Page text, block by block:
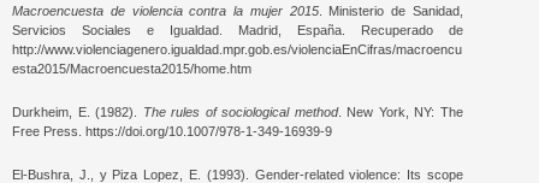
Macroencuesta de violencia contra la mujer 2015. Ministerio de Sanidad,
Servicios Sociales e Igualdad. Madrid, España. Recuperado de
http://www.violenciagenero.igualdad.mpr.gob.es/violenciaEnCifras/macroencu
esta2015/Macroencuesta2015/home.htm
Durkheim, E. (1982). The rules of sociological method. New York, NY: The
Free Press. https://doi.org/10.1007/978-1-349-16939-9
El-Bushra, J., y Piza Lopez, E. (1993). Gender-related violence: Its scope